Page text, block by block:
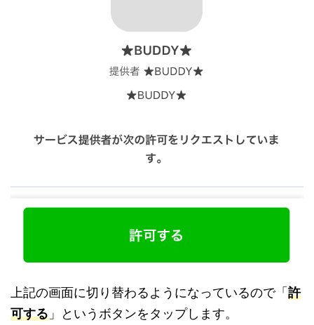
上記の画面に切り替わるようになっているので「 許
可する 」というボタンをタップします。